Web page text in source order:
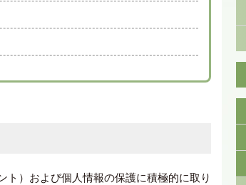
）および個人情報の保護に積極的に取り